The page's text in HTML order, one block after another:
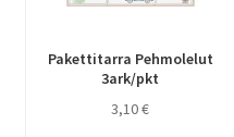
Pakettitarra Pehmolelut
3ark/pkt
3,10€